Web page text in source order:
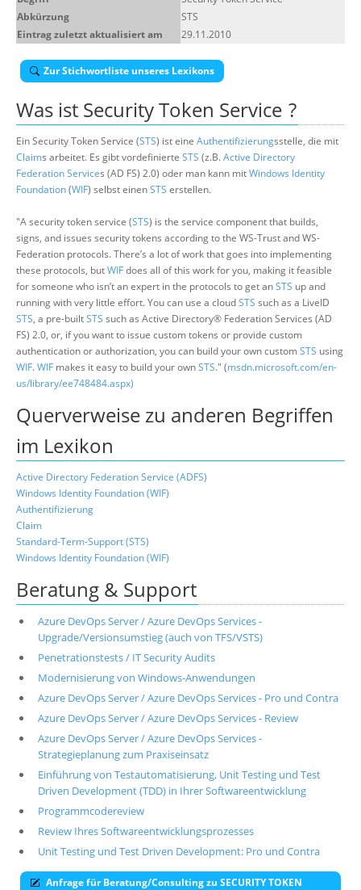
Abkürzung
STS
Eintrag zuletzt aktualisiert am
29.11.2010
Zur Stichwortliste unseres Lexikons
Was ist Security Token Service ?
Ein Security Token Service (STS) ist eine Authentifizierungsstelle, die mit
Claims arbeitet. Es gibt vordefinierte STS (z.B.Active Directory
Federation Services (AD FS) 2.0) oder man kann mitWindows Identity
Foundation(WIF) selbst einenSTS erstellen.
"A security token service (STS) is the service component that builds,
signs, and issues security tokens according to the WS-Trust and WS-
Federation protocols. There’s a lot of work that goes into implementing
these protocols, butWIFdoes all of this work for you, making it feasible
for someone who isn’t an expert in the protocols to get anSTS up and
running with very little effort. You can use a cloudSTS such as a LiveID
STS, a pre-builtSTS such as Active Directory® Federation Services (AD
FS) 2.0, or, if you want to issue custom tokens or provide custom
authentication or authorization, you can build your own customSTS using
WIF.WIF makes it easy to build your ownSTS." (msdn.microsoft.com/en-
us/library/ee748484.aspx)
Querverweise zu anderen Begriffen
im Lexikon
Active Directory Federation Service (ADFS)
Windows Identity Foundation (WIF)
Authentifizierung
Claim
Standard-Term-Support (STS)
Windows Identity Foundation (WIF)
Beratung & Support
Azure DevOps Server / Azure DevOps Services -
Upgrade/Versionsumstieg (auch von TFS/VSTS)
Penetrationstests / IT Security Audits
Modernisierung von Windows-Anwendungen
Azure DevOps Server / Azure DevOps Services - Pro und Contra
Azure DevOps Server / Azure DevOps Services - Review
Azure DevOps Server / Azure DevOps Services -
Strategieplanung zum Praxiseinsatz
Einführung von Testautomatisierung, Unit Testing und Test
Driven Development (TDD) in Ihrer Softwareentwicklung
Programmcodereview
Review Ihres Softwareentwicklungsprozesses
Unit Testing und Test Driven Development: Pro und Contra
Anfrage für Beratung/Consulting zu SECURITY TOKEN